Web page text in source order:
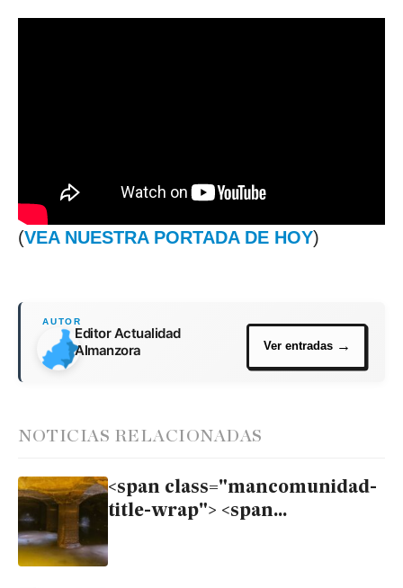
(VEA NUESTRA PORTADA DE HOY)
Editor Actualidad
Almanzora
NOTICIAS RELACIONADAS
<span class="mancomunidad-
title-wrap"> <span